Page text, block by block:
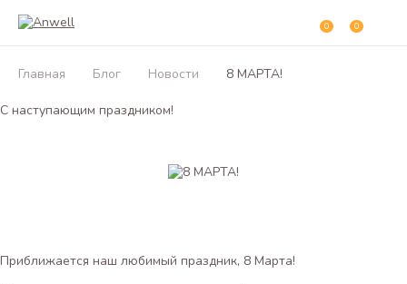
0 0
Главная Блог Новости 8 МАРТА!
С наступающим праздником!
Приближается наш любимый праздник, 8 Марта!